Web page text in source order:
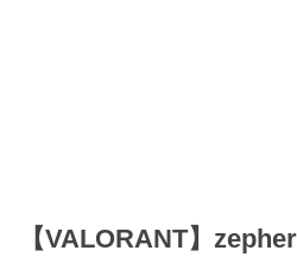
【VALORANT】